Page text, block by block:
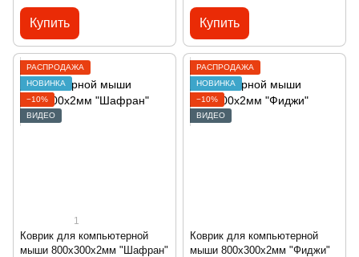
Купить Купить
РАСПРОДАЖА
НОВИНКА
−10%
ВИДЕО
1
Коврик для компьютерной
мыши 800х300х2мм "Шафран"
РАСПРОДАЖА
НОВИНКА
−10%
ВИДЕО
Коврик для компьютерной
мыши 800х300х2мм "Фиджи"